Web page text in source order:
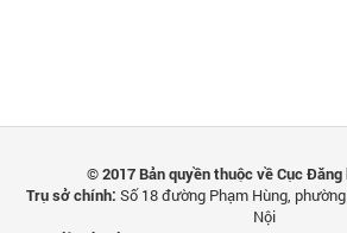
© 2017 Bản quyền thuộc về Cục
Trụ sở chính: Số 18 đường Phạm Hùng,
Nội